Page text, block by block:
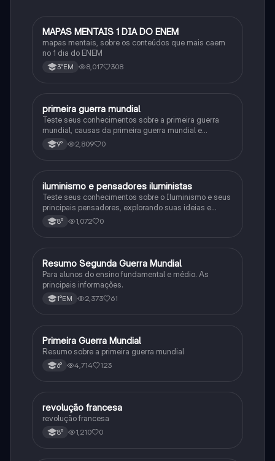
Português
MAPAS MENTAIS 1 DIA DO ENEM
mapas mentais, sobre os conteúdos que mais caem
no 1 dia do ENEM
3°EM 8,017 308
História
primeira guerra mundial
Teste seus conhecimentos sobre a primeira guerra
mundial, causas da primeira guerra mundial e
consequências da Primeira Guerra Mundial, fases da
primeira guerra mundial
9° 2,809 0
História
iluminismo e pensadores iluministas
Teste seus conhecimentos sobre o Iluminismo e seus
principais pensadores, explorando suas ideias e
impacto histórico.
8° 1,072 0
História
Resumo Segunda Guerra Mundial
Para alunos do ensino fundamental e médio. As
principais informações.
1°EM 2,373 61
História
Primeira Guerra Mundial
Resumo sobre a primeira guerra mundial
6° 4,714 123
História
revolução francesa
revolução francesa
8° 1,210 0